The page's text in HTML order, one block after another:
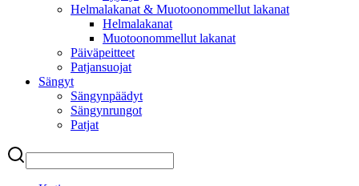
Helmalakanat & Muotoonommellut lakanat
Helmalakanat
Muotoonommellut lakanat
Päiväpeitteet
Patjansuojat
Sängyt
Sängynpäädyt
Sängynrungot
Patjat
Etsi